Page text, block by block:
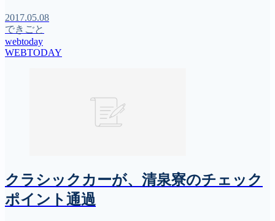
2017.05.08
できごと
webtoday
WEBTODAY
クラシックカーが、清泉寮のチェック
ポイント通過